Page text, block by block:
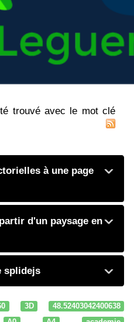
trouvé avec le mot clé
à une page
d'un paysage en
splidejs
3D
48.52403042400638